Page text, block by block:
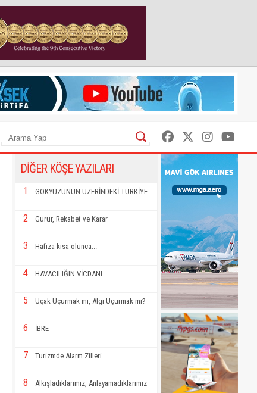
DİĞER KÖŞE YAZILARI
1 GÖKYÜZÜNÜN ÜZERİNDEKİ TÜRKİYE
2 Gurur, Rekabet ve Karar
3 Hafıza kısa olunca...
4 HAVACILIĞIN VİCDANI
5 Uçak Uçurmak mı, Algı Uçurmak mı?
6 İBRE
7 Turizmde Alarm Zilleri
8 Alkışladıklarımız, Anlayamadıklarımız